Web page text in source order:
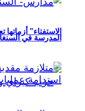
الاستفتاء” أزماتها
المدرسة في